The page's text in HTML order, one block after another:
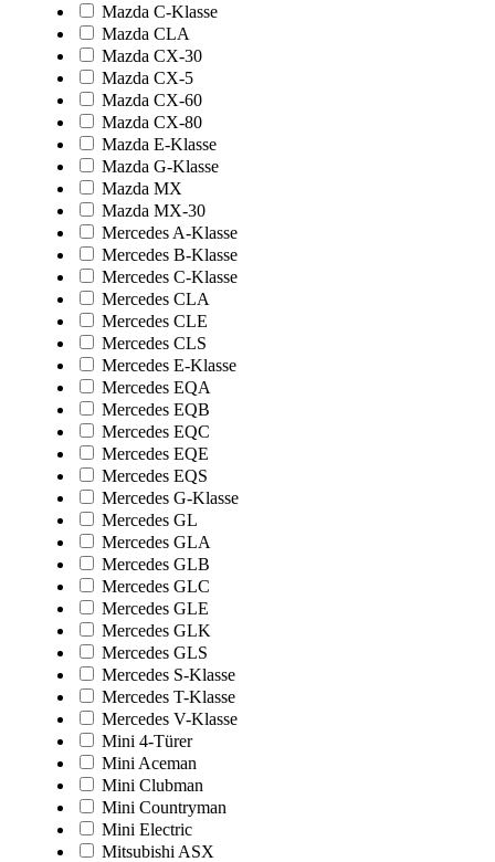
Mazda C-Klasse
Mazda CLA
Mazda CX-30
Mazda CX-5
Mazda CX-60
Mazda CX-80
Mazda E-Klasse
Mazda G-Klasse
Mazda MX
Mazda MX-30
Mercedes A-Klasse
Mercedes B-Klasse
Mercedes C-Klasse
Mercedes CLA
Mercedes CLE
Mercedes CLS
Mercedes E-Klasse
Mercedes EQA
Mercedes EQB
Mercedes EQC
Mercedes EQE
Mercedes EQS
Mercedes G-Klasse
Mercedes GL
Mercedes GLA
Mercedes GLB
Mercedes GLC
Mercedes GLE
Mercedes GLK
Mercedes GLS
Mercedes S-Klasse
Mercedes T-Klasse
Mercedes V-Klasse
Mini 4-Türer
Mini Aceman
Mini Clubman
Mini Countryman
Mini Electric
Mitsubishi ASX